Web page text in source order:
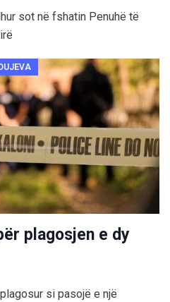
sot në fshatin Penuhë të
plagosjen e dy
si pasojë e një